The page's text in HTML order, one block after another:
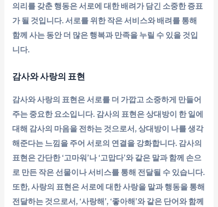
의리를 갖춘 행동은 서로에 대한 배려가 담긴 소중한 증표
가 될 것입니다. 서로를 위한 작은 서비스와 배려를 통해
함께 사는 동안 더 많은 행복과 만족을 누릴 수 있을 것입
니다.
감사와 사랑의 표현
감사와 사랑의 표현은 서로를 더 가깝고 소중하게 만들어
주는 중요한 요소입니다. 감사의 표현은 상대방이 한 일에
대해 감사의 마음을 전하는 것으로서, 상대방이 나를 생각
해준다는 느낌을 주어 서로의 연결을 강화합니다. 감사의
표현은 간단한 ‘고마워’나 ‘고맙다’와 같은 말과 함께 손으
로 만든 작은 선물이나 서비스를 통해 전달될 수 있습니다.
또한, 사랑의 표현은 서로에 대한 사랑을 말과 행동을 통해
전달하는 것으로서, ‘사랑해’, ‘좋아해’와 같은 단어와 함께